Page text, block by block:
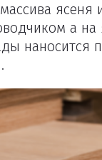
ясеня
а
наносится